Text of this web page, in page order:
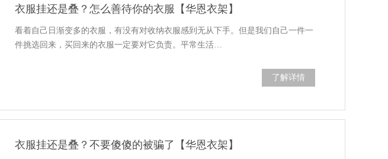
衣服挂还是叠？怎么善待你的衣服【华恩衣架】
看着自己日渐变多的衣服，有没有对收纳衣服感到无从下手。但是我们自己一件一
件挑选回来，买回来的衣服一定要对它负责。平常生活…
了解详情
衣服挂还是叠？不要傻傻的被骗了【华恩衣架】